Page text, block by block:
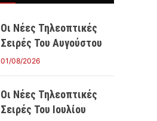
Οι Νέες Τηλεοπτικές
Σειρές Του Αυγούστου
01/08/2026
Οι Νέες Τηλεοπτικές
Σειρές Του Ιουλίου